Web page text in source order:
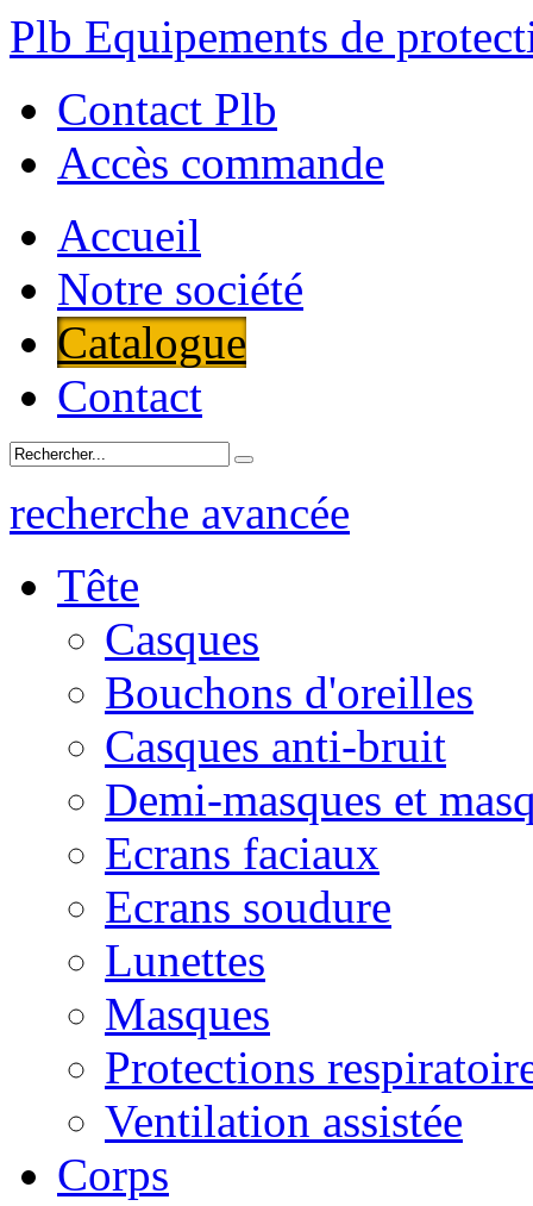
Plb Equipements de
Contact Plb
Accès commande
Accueil
Notre société
Catalogue
Contact
recherche avancée
Tête
Casques
Bouchons d'oreilles
Casques anti-bruit
Demi-masques et
Ecrans faciaux
Ecrans soudure
Lunettes
Masques
Protections
Ventilation assistée
Corps